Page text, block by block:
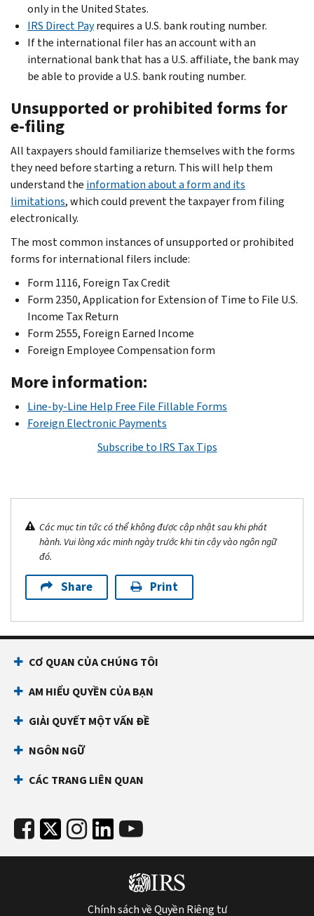
only in the United States.
IRS Direct Payrequires a U.S. bank routing number.
If the international filer has an account with an
international bank that has a U.S. affiliate, the bank may
be able to provide a U.S. bank routing number.
Unsupported or prohibited forms for
e-filing
All taxpayers should familiarize themselves with the forms
they need before starting a return. This will help them
understand the information about a form and its
limitations, which could prevent the taxpayer from filing
electronically.
The most common instances of unsupported or prohibited
forms for international filers include:
Form 1116, Foreign Tax Credit
Form 2350, Application for Extension of Time to File U.S.
Income Tax Return
Form 2555, Foreign Earned Income
Foreign Employee Compensation form
More information:
Line-by-Line Help Free File Fillable Forms
Foreign Electronic Payments
Subscribe to IRS Tax Tips
Các mục tin tức có thể không được cập nhật sau khi phát
hành. Vui lòng xác minh ngày trước khi tin cậy vào ngôn ngữ
đó.
Share Print
CƠ QUAN CỦA CHÚNG TÔI
AM HIỂU QUYỀN CỦA BẠN
GIẢI QUYẾT MỘT VẤN ĐỀ
NGÔN NGỮ
CÁC TRANG LIÊN QUAN
Chính sách về Quyền Riêng tư